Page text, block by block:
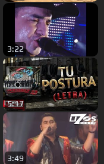
3:22
5:17
3:49